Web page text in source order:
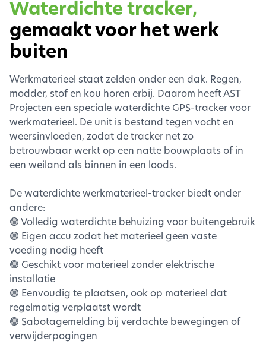
Waterdichte tracker,
gemaakt voor het werk
buiten
Werkmaterieel staat zelden onder een dak. Regen,
modder, stof en kou horen erbij. Daarom heeft AST
Projecten een speciale waterdichte GPS-tracker voor
werkmaterieel. De unit is bestand tegen vocht en
weersinvloeden, zodat de tracker net zo
betrouwbaar werkt op een natte bouwplaats of in
een weiland als binnen in een loods.
De waterdichte werkmaterieel-tracker biedt onder
andere:
🟢 Volledig waterdichte behuizing voor buitengebruik
🟢 Eigen accu zodat het materieel geen vaste
voeding nodig heeft
🟢 Geschikt voor materieel zonder elektrische
installatie
🟢 Eenvoudig te plaatsen, ook op materieel dat
regelmatig verplaatst wordt
🟢 Sabotagemelding bij verdachte bewegingen of
verwijderpogingen